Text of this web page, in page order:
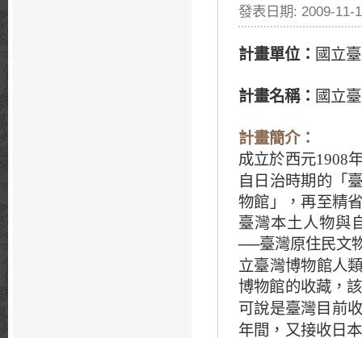
發表日期: 2009-11-
計畫單位： 國立
計畫名稱： 國立
計畫簡介：
成立於西元1908
自日治時期的「
物館」，再至精
臺灣本土人物與
──臺灣原住民文
立臺灣博物館人
博物館的收藏，
可說是臺灣目前
年間，又接收日